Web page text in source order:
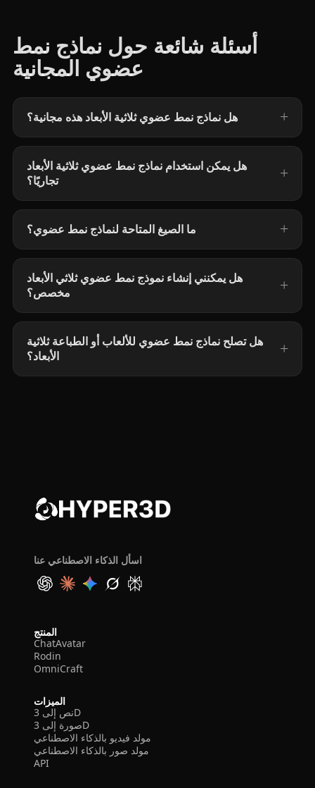
أسئلة شائعة حول نماذج نمط
عضوي المجانية
هل نماذج نمط عضوي ثلاثية الأبعاد هذه مجانية؟
هل يمكن استخدام نماذج نمط عضوي ثلاثية الأبعاد
تجاريًا؟
ما الصيغ المتاحة لنماذج نمط عضوي؟
هل يمكنني إنشاء نموذج نمط عضوي ثلاثي الأبعاد
مخصص؟
هل تصلح نماذج نمط عضوي للألعاب أو الطباعة ثلاثية
الأبعاد؟
اسأل الذكاء الاصطناعي عنا
المنتج
ChatAvatar
Rodin
OmniCraft
الميزات
نص إلى 3D
صورة إلى 3D
مولد فيديو بالذكاء الاصطناعي
مولد صور بالذكاء الاصطناعي
API